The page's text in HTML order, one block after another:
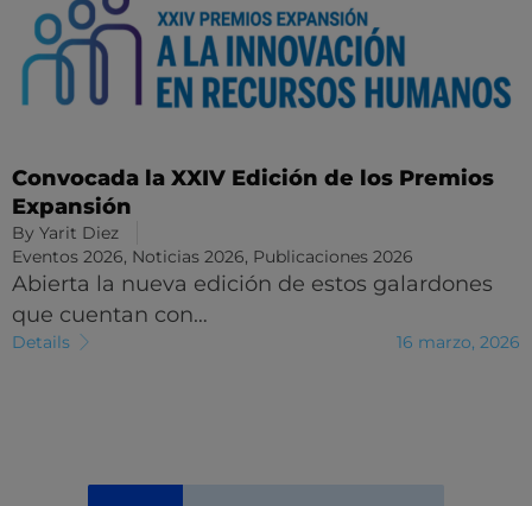
Convocada la XXIV Edición de los Premios
Expansión
By Yarit Diez
Eventos 2026, Noticias 2026, Publicaciones 2026
Abierta la nueva edición de estos galardones
que cuentan con…
Details 16 marzo, 2026